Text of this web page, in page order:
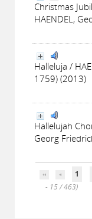
Christmas
HAENDEL,
Halleluja /
1759) (2013)
Hallelujah
Georg
1
- 15 / 463)